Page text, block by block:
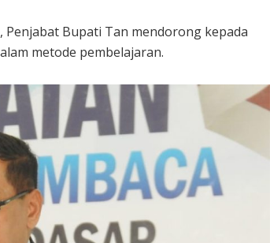
Bupati Tan mendorong kepada
metode pembelajaran.